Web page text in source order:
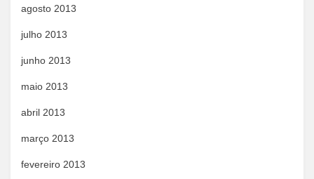
agosto 2013
julho 2013
junho 2013
maio 2013
abril 2013
março 2013
fevereiro 2013